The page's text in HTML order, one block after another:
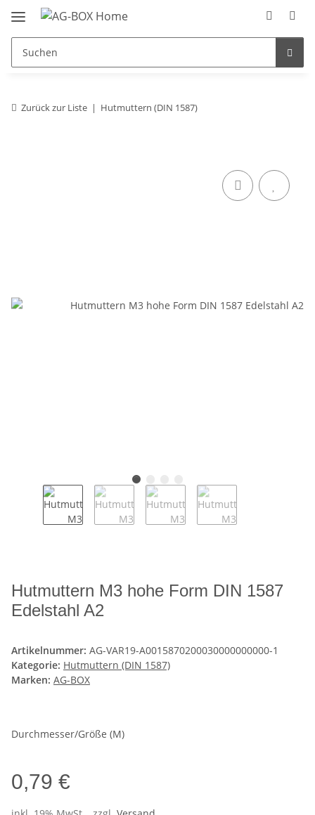
Zurück zur Liste Hutmuttern (DIN 1587)
Hutmuttern M3 hohe Form DIN 1587
Edelstahl A2
Artikelnummer: AG-VAR19-A0015870200030000000000-1
Kategorie: Hutmuttern (DIN 1587)
Marken: AG-BOX
Durchmesser/Größe (M)
0,79 €